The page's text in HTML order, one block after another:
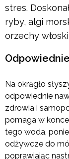
stres.
ryby, algi
orzechy
Na okrągło
odpowiednie
zdrowia i
pomaga w
tego woda,
odżywcze do
poprawiając